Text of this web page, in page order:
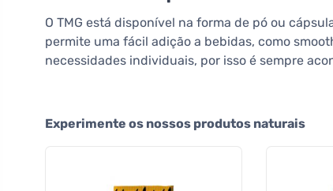
O TMG está disponível na forma de pó ou
permite uma fácil adição a bebidas, como
necessidades individuais, por isso é sempre
Experimente os nossos produtos naturais